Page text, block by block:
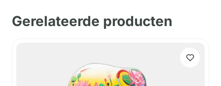
Gerelateerde producten